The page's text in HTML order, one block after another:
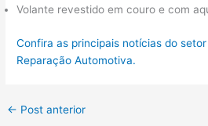
Volante revestido em couro e com
Confira as principais notícias do
Reparação Automotiva.
← Post anterior